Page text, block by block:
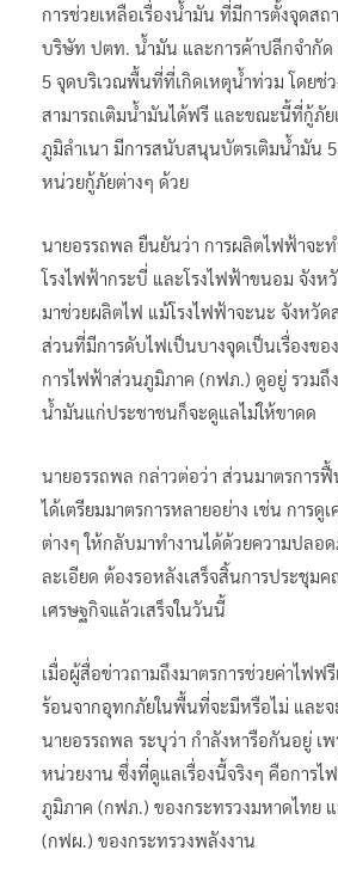
การช่วยเหลือเรื่องน้ำมัน ที่มีการตั้งจุดส
บริษัท ปตท. น้ำมัน และการค้าปลีกจำกัด
5 จุดบริเวณพื้นที่ที่เกิดเหตุน้ำท่วม โดยช่
สามารถเติมน้ำมันได้ฟรี และขณะนี้ที่กู้ภัย
ภูมิลำเนา มีการสนับสนุนบัตรเติมน้ำมัน
หน่วยกู้ภัยต่างๆ ด้วย
นายอรรถพล ยืนยันว่า การผลิตไฟฟ้าจะท
โรงไฟฟ้ากระบี่ และโรงไฟฟ้าขนอม จังห
มาช่วยผลิตไฟ แม้โรงไฟฟ้าจะนะ จังหวั
ส่วนที่มีการดับไฟเป็นบางจุดเป็นเรื่องขอ
การไฟฟ้าส่วนภูมิภาค (กฟภ.) ดูอยู่ รวมถึง
น้ำมันแก่ประชาชนก็จะดูแลไม่ให้ขาดด
นายอรรถพล กล่าวต่อว่า ส่วนมาตรการ
ได้เตรียมมาตรการหลายอย่าง เช่น การดู
ต่างๆ ให้กลับมาทำงานได้ด้วยความปลอ
ละเอียด ต้องรอหลังเสร็จสิ้นการประชุม
เศรษฐกิจแล้วเสร็จในวันนี้
เมื่อผู้สื่อข่าวถามถึงมาตรการช่วยค่าไฟฟ
ร้อนจากอุทกภัยในพื้นที่จะมีหรือไม่ และจ
นายอรรถพล ระบุว่า กำลังหารือกันอยู่ เพ
หน่วยงาน ซึ่งที่ดูแลเรื่องนี้จริงๆ คือการ
ภูมิภาค (กฟภ.) ของกระทรวงมหาดไทย
(กฟผ.) ของกระทรวงพลังงาน